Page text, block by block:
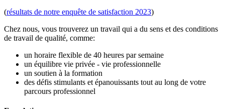
(résultats de notre enquête de satisfaction 2023)
Chez nous, vous trouverez un travail qui a du sens et des conditions
de travail de qualité, comme:
un horaire flexible de 40 heures par semaine
un équilibre vie privée - vie professionnelle
un soutien à la formation
des défis stimulants et épanouissants tout au long de votre
parcours professionnel